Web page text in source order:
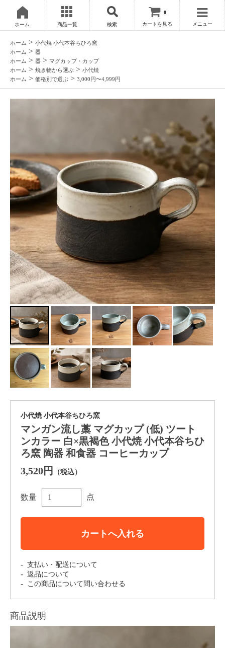
ホーム 商品一覧 検索
0
カートを見る メニュー
ホーム > 小代焼 小代本谷ちひろ窯
ホーム > 器
ホーム > 器 > マグカップ・カップ
ホーム > 焼き物から選ぶ > 小代焼
ホーム > 価格別で選ぶ > 3,000円〜4,999円
小代焼 小代本谷ちひろ窯
マンガン流し藁 マグカップ (低) ツート
ンカラー 白×黒褐色 小代焼 小代本谷ちひ
ろ窯 陶器 和食器 コーヒーカップ
3,520円
（税込）
数量 点
カートへ入れる
支払い・配送について
返品について
この商品について問い合わせる
商品説明